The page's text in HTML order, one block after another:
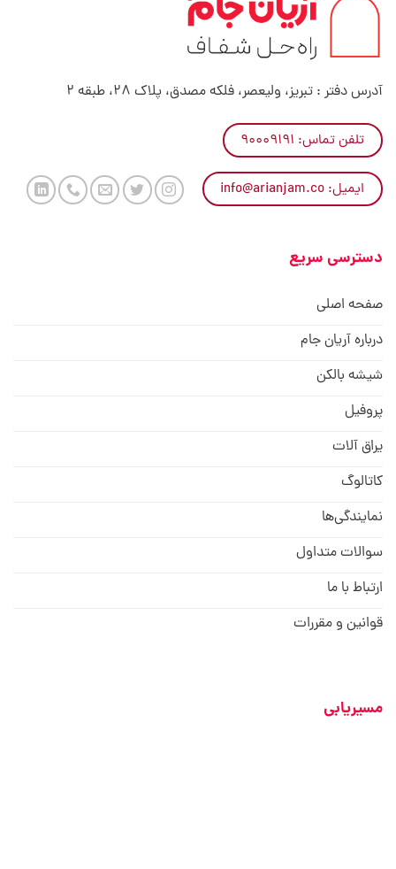
آدرس دفتر : تبریز، ولیعصر، فلکه مصدق، پلاک 28، طبقه 2
تلفن تماس: ۹۰۰۰۹۱۹۱
ایمیل: info@arianjam.co
دسترسی سریع
صفحه اصلی
درباره آریان جام
شیشه بالکن
پروفیل
یراق آلات
کاتالوگ
نمایندگی‌ها
سوالات متداول
ارتباط با ما
قوانین و مقررات
مسیریابی